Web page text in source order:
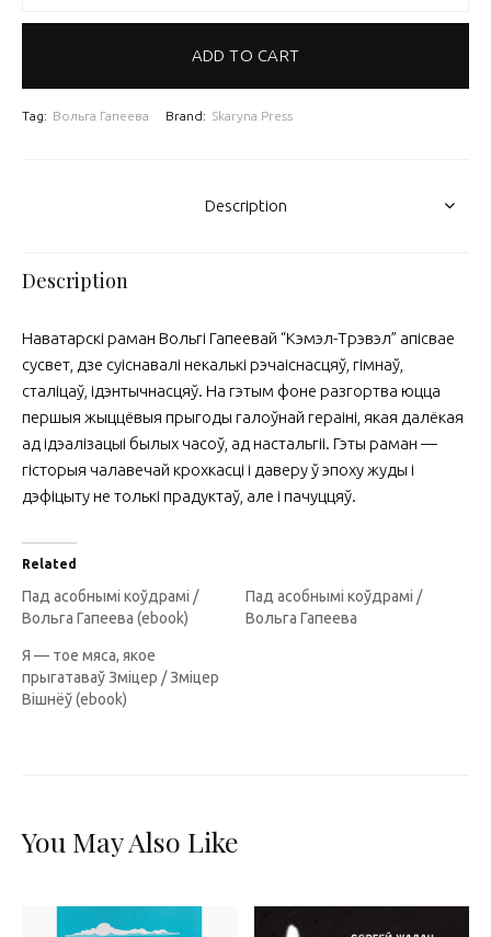
ADD TO CART
Tag: Вольга Гапеева Brand: Skaryna Press
Description
Description
Наватарскі раман Вольгі Гапеевай “Кэмэл-Трэвэл” апісвае
сусвет, дзе суіснавалі некалькі рэчаіснасцяў, гімнаў,
сталіцаў, ідэнтычнасцяў. На гэтым фоне разгортва юцца
першыя жыццёвыя прыгоды галоўнай гераіні, якая далёкая
ад ідэалізацыі былых часоў, ад настальгіі. Гэты раман —
гісторыя чалавечай крохкасці і даверу ў эпоху жуды і
дэфіцыту не толькі прадуктаў, але і пачуццяў.
Related
Пад асобнымі коўдрамі /
Вольга Гапеева (ebook)
Пад асобнымі коўдрамі /
Вольга Гапеева
Я — тое мяса, якое
прыгатаваў Зміцер / Зміцер
Вішнёў (ebook)
You May Also Like